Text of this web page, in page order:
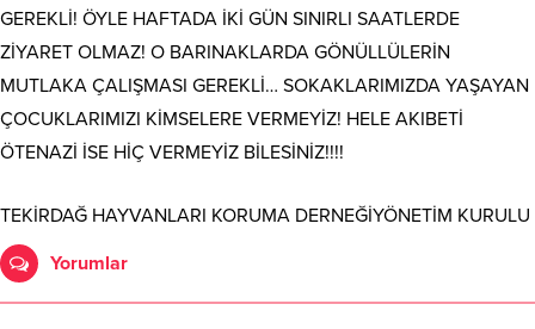
GEREKLİ! ÖYLE HAFTADA İKİ GÜN SINIRLI SAATLERDE
ZİYARET OLMAZ! O BARINAKLARDA GÖNÜLLÜLERİN
MUTLAKA ÇALIŞMASI GEREKLİ… SOKAKLARIMIZDA YAŞAYAN
ÇOCUKLARIMIZI KİMSELERE VERMEYİZ! HELE AKIBETİ
ÖTENAZİ İSE HİÇ VERMEYİZ BİLESİNİZ!!!!
TEKİRDAĞ HAYVANLARI KORUMA DERNEĞİYÖNETİM KURULU
Yorumlar